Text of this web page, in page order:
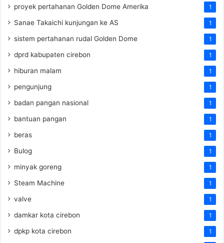
proyek pertahanan Golden Dome Amerika 1
Sanae Takaichi kunjungan ke AS 1
sistem pertahanan rudal Golden Dome 1
dprd kabupaten cirebon 1
hiburan malam 1
pengunjung 1
badan pangan nasional 1
bantuan pangan 1
beras 1
Bulog 1
minyak goreng 1
Steam Machine 1
valve 1
damkar kota cirebon 1
dpkp kota cirebon 1